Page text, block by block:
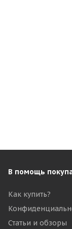
В помощь
Как купить?
Статьи и обзоры